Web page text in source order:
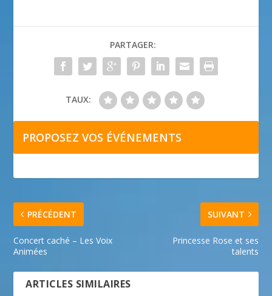
PARTAGER:
TAUX:
PROPOSEZ VOS ÉVÉNEMENTS
PRÉCÉDENT
Concert caché – Les Voix
Animées
SUIVANT
Princesse Rose et ses
talents
ARTICLES SIMILAIRES